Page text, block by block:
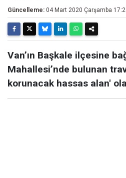
Güncelleme: 04 Mart 2020 Çarşamba
Van’ın Başkale ilçesine
Mahallesi’nde bulunan
korunacak hassas alan'